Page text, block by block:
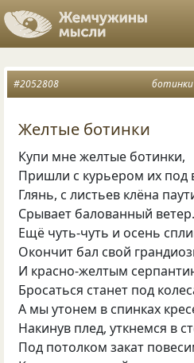
ботинки
#2052808
Желтые ботинки
Купи мне желтые ботинки,
Пришли с курьером их под
Глянь, с листьев клёна
Срывает балованный ветер.
Ещё чуть-чуть и осень
Окончит бал свой
И красно-желтым
Бросаться станет под
А мы утонем в спинках
Накинув плед, уткнемся в
Под потолком закат